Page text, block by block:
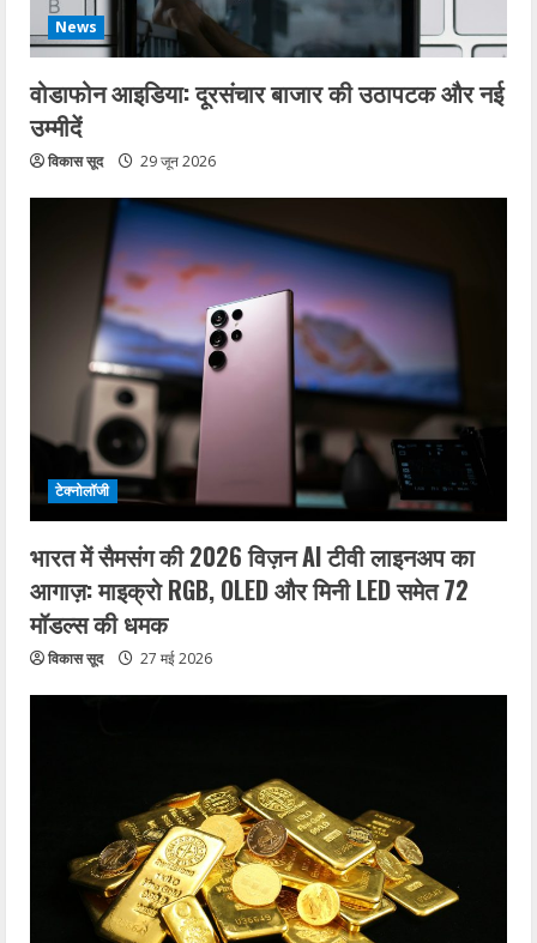
News
वोडाफोन आइडिया: दूरसंचार बाजार की उठापटक और नई
उम्मीदें
विकास सूद 29 जून 2026
टेक्नोलॉजी
भारत में सैमसंग की 2026 विज़न AI टीवी लाइनअप का
आगाज़: माइक्रो RGB, OLED और मिनी LED समेत 72
मॉडल्स की धमक
विकास सूद 27 मई 2026